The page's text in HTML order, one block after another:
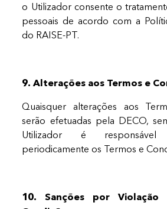
o Utilizador consente o
pessoais de acordo com a
do RAISE-PT.
9. Alterações aos Termos e
Quaisquer alterações aos
serão efetuadas pela DECO,
Utilizador é
periodicamente os Termos e
10. Sanções por